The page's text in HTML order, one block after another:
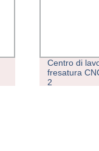
Centro di
fresatura
2